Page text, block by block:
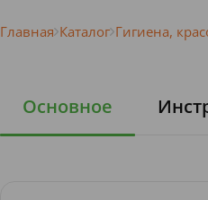
Главная Каталог Гигиена,
Основное